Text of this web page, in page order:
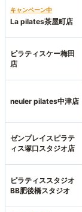
キャンペーン中
La pilates茶屋町店
ピラティスケー梅田
店
neuler pilates中津店
ゼンプレイスピラテ
ィス塚口スタジオ店
ピラティススタジオ
BB肥後橋スタジオ